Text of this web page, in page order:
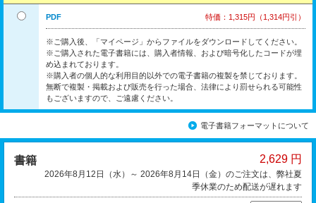
PDF 特価：1,315円（1,314円引）
※ご購入後、「マイページ」からファイルをダウンロードしてください。
※ご購入された電子書籍には、購入者情報、および暗号化したコードが埋
め込まれております。
※購入者の個人的な利用目的以外での電子書籍の複製を禁じております。
無断で複製・掲載および販売を行った場合、法律により罰せられる可能性
もございますので、ご遠慮ください。
電子書籍フォーマットについて
書籍 2,629 円
2026年8月12日（水）～ 2026年8月14日（金）のご注文は、弊社夏
季休業のため配送が遅れます